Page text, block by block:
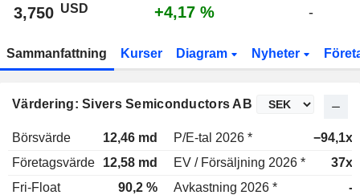
3,750 USD +4,17 % -
Sammanfattning Kurser Diagram Nyheter
Värdering: Sivers Semiconductors AB
Börsvärde 12,46 md P/E-tal 2026 *
−94,1x
Företagsvärde
12,58 md EV / Försäljning 2026 *
37x
Fri-Float
90,2 % Avkastning 2026 * -